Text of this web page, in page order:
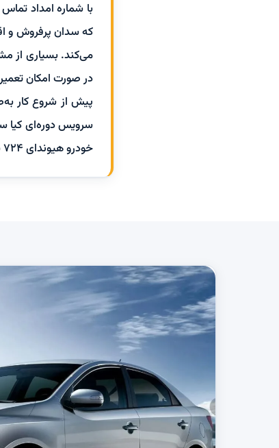
که سدان پرفروش و
می‌کند. بسیاری از
در صورت امکان
پیش از شروع کار
سرویس دوره‌ای کیا
خودرو هیوندای ۷۲۴ به‌صورت شبانه‌روزی در کنار شماست.